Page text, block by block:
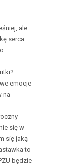
ale
serca.
emocje
na
się w
się jaką
to
będzie